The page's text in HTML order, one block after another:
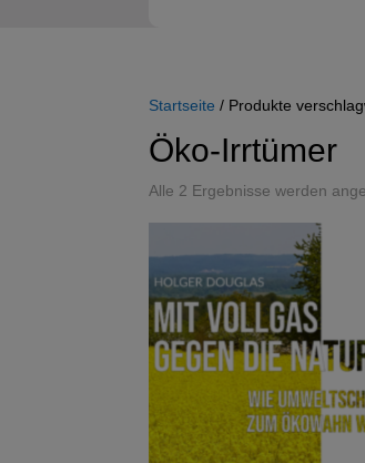
Startseite / Produkte
Öko-Irrtümer
Alle 2 Ergebnisse werden